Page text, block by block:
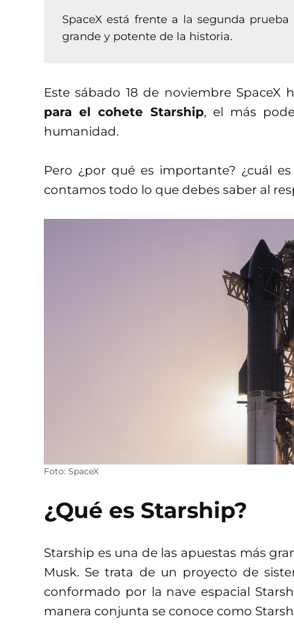
SpaceX está frente a la segunda
grande y potente de la historia.
Este sábado 18 de noviembre SpaceX
para el cohete Starship, el más
humanidad.
Pero ¿por qué es importante? ¿cuál
contamos todo lo que debes saber al
Foto: SpaceX
¿Qué es Starship?
Starship es una de las apuestas más
Musk. Se trata de un proyecto de
conformado por la nave espacial
manera conjunta se conoce como